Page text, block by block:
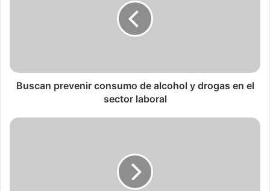
Buscan prevenir consumo de alcohol y drogas en el
sector laboral